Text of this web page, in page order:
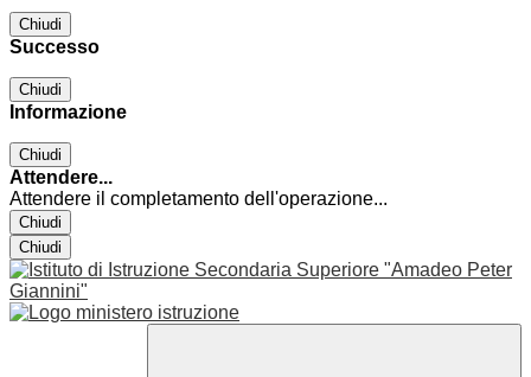
Chiudi
Successo
Chiudi
Informazione
Chiudi
Attendere...
Attendere il completamento dell'operazione...
Chiudi
Chiudi